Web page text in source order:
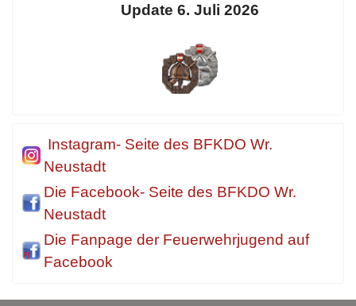
Update 6. Juli 2026
Instagram- Seite des BFKDO Wr.
Neustadt
Die Facebook- Seite des BFKDO Wr.
Neustadt
Die Fanpage der Feuerwehrjugend auf
Facebook